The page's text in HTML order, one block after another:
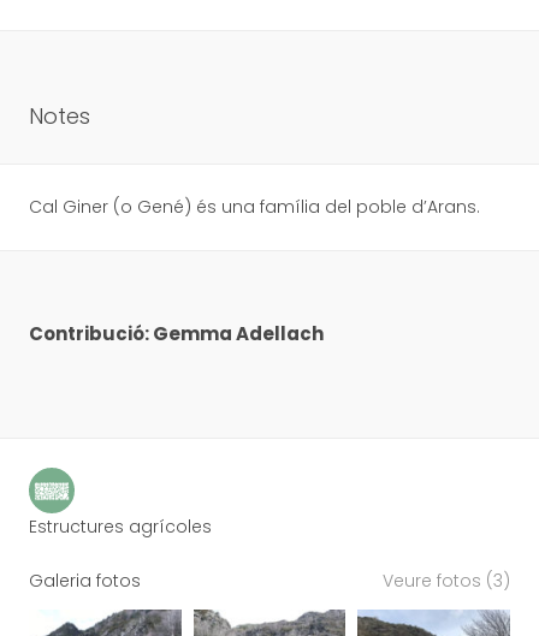
Notes
Cal Giner (o Gené) és una família del poble d’Arans.
Contribució: Gemma Adellach
Estructures agrícoles
Galeria fotos Veure fotos (3)